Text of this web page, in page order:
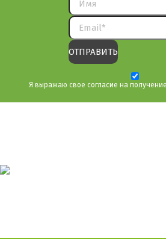
Я выражаю свое согласие на